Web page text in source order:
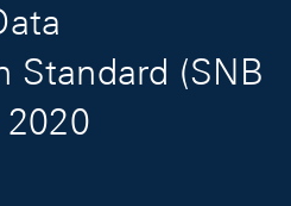
Standard (SNB
2020